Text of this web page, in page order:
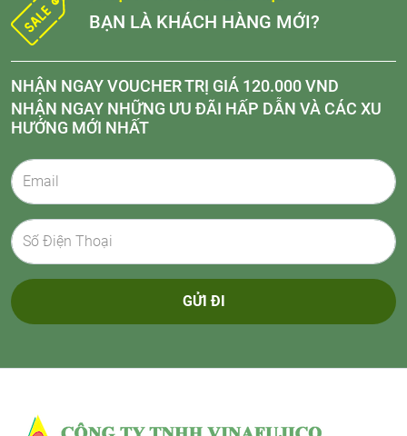
BẠN LÀ KHÁCH HÀNG MỚI?
NHẬN NGAY VOUCHER TRỊ GIÁ 120.000 VND
NHẬN NGAY NHỮNG ƯU ĐÃI HẤP DẪN VÀ CÁC XU
HƯỚNG MỚI NHẤT
GỬI ĐI